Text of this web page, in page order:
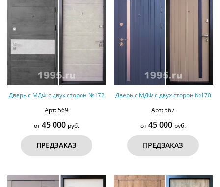
Дверь с МДФ с двух сторон №172
Арт: 569
от45 000 руб.
ПРЕДЗАКАЗ
Дверь с МДФ с двух сторон №170
Арт: 567
от45 000 руб.
ПРЕДЗАКАЗ